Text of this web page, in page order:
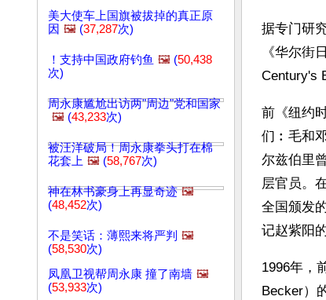
美大使车上国旗被拔掉的真正原
因 🖼️ (37,287次)
！支持中国政府钓鱼 🖼️ (50,438
次)
周永康尴尬出访两"周边"党和国家
🖼️ (43,233次)
被汪洋破局！周永康拳头打在棉
花套上 🖼️ (58,767次)
神在林书豪身上再显奇迹 🖼️
(48,452次)
不是笑话：薄熙来将严判 🖼️
(58,530次)
凤凰卫视帮周永康 撞了南墙 🖼️
(53,933次)
据专门研
《华尔街
Century's
前《纽约
们︰毛和
尔兹伯里
层官员。
全国颁发
记赵紫阳
1996年，
Becker）